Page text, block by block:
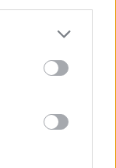
τους
με τις
δίπλα